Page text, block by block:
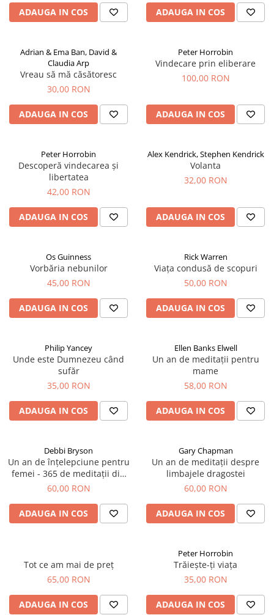
ADAUGA IN COS ADAUGA IN COS
Adrian & Ema Ban, David &
Claudia Arp
Vreau să mă căsătoresc
30,00 RON
ADAUGA IN COS
Peter Horrobin
Vindecare prin eliberare
100,00 RON
ADAUGA IN COS
Peter Horrobin
Descoperă vindecarea și
libertatea
42,00 RON
ADAUGA IN COS
Alex Kendrick, Stephen Kendrick
Volanta
32,00 RON
ADAUGA IN COS
Os Guinness
Vorbăria nebunilor
45,00 RON
ADAUGA IN COS
Rick Warren
Viața condusă de scopuri
50,00 RON
ADAUGA IN COS
Philip Yancey
Unde este Dumnezeu când
sufăr
35,00 RON
ADAUGA IN COS
Ellen Banks Elwell
Un an de meditații pentru
mame
58,00 RON
ADAUGA IN COS
Debbi Bryson
Un an de înțelepciune pentru
femei - 365 de meditații din
Proverbe
60,00 RON
ADAUGA IN COS
Gary Chapman
Un an de meditații despre
limbajele dragostei
60,00 RON
ADAUGA IN COS
Tot ce am mai de preț
65,00 RON
ADAUGA IN COS
Peter Horrobin
Trăiește-ți viața
35,00 RON
ADAUGA IN COS